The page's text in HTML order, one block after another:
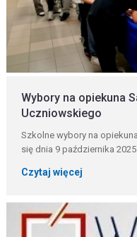
Wybory na opiekuna
Uczniowskiego
Szkolne wybory na
się dnia 9 października 2025
Czytaj więcej